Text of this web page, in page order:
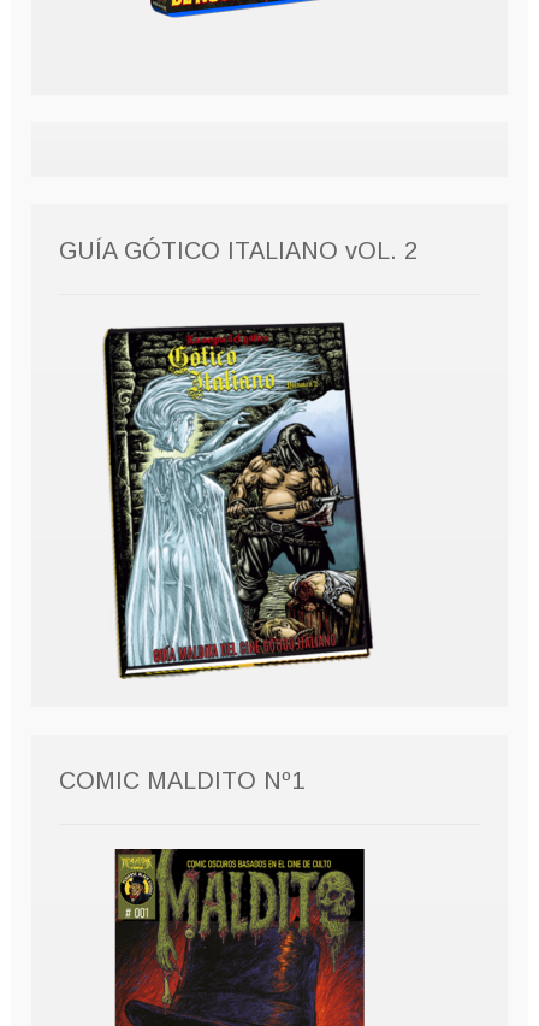
GUÍA GÓTICO ITALIANO vOL. 2
COMIC MALDITO Nº1